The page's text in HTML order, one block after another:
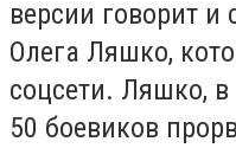
версии говорит
Олега Ляшко,
соцсети. Ляшко, в
50 боевиков